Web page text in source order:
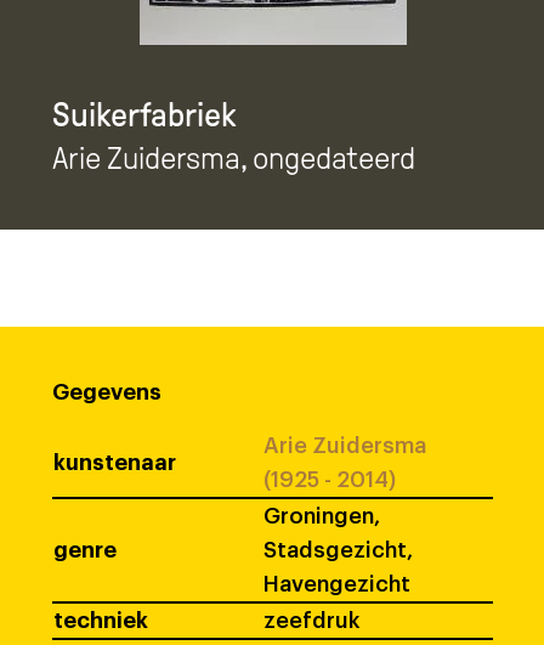
Suikerfabriek
Arie Zuidersma, ongedateerd
Gegevens
kunstenaar
Arie Zuidersma
(1925 - 2014)
genre
Groningen,
Stadsgezicht,
Havengezicht
techniek
zeefdruk